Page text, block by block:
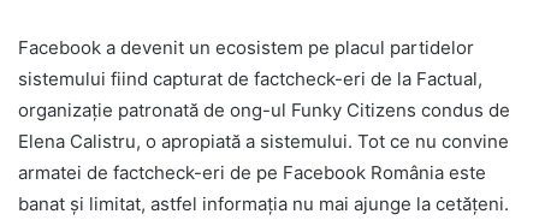
Facebook a devenit un ecosistem pe placul partidelor
sistemului fiind capturat de factcheck-eri de la Factual,
organizație patronată de ong-ul Funky Citizens condus de
Elena Calistru, o apropiată a sistemului. Tot ce nu convine
armatei de factcheck-eri de pe Facebook România este
banat și limitat, astfel informația nu mai ajunge la cetățeni.